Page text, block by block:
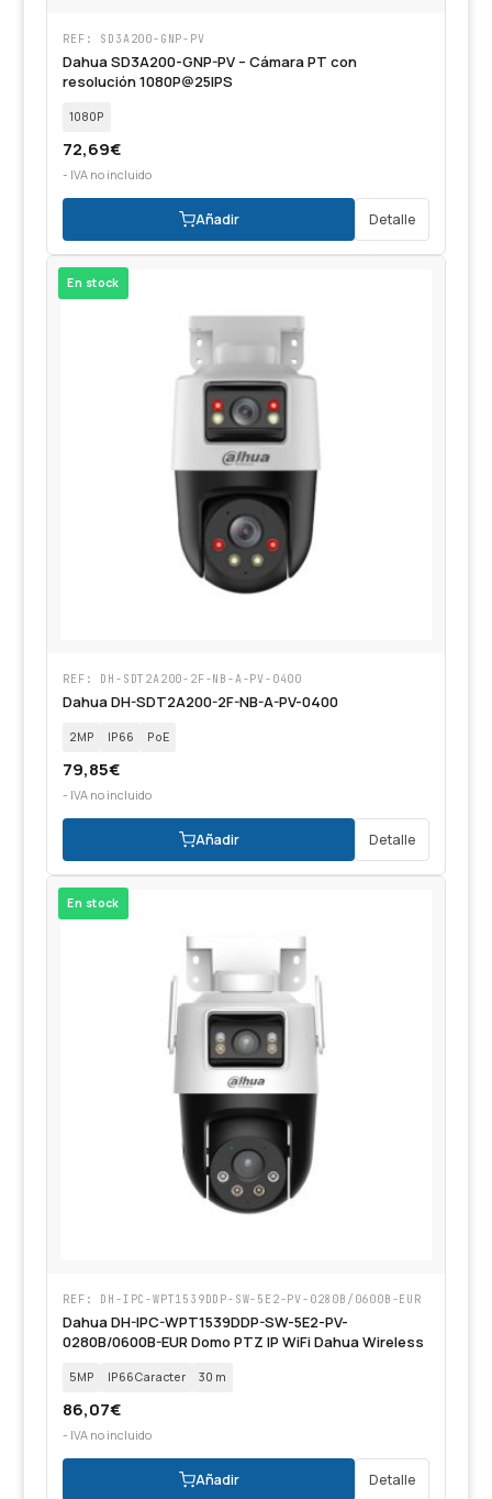
REF: SD3A200-GNP-PV
Dahua SD3A200-GNP-PV – Cámara PT con
resolución 1080P@25IPS
1080P
72,69€
- IVA no incluido
Añadir Detalle
En stock
REF: DH-SDT2A200-2F-NB-A-PV-0400
Dahua DH-SDT2A200-2F-NB-A-PV-0400
2MP IP66 PoE
79,85€
- IVA no incluido
Añadir Detalle
En stock
REF: DH-IPC-WPT1539DDP-SW-5E2-PV-0280B/0600B-EUR
Dahua DH-IPC-WPT1539DDP-SW-5E2-PV-
0280B/0600B-EUR Domo PTZ IP WiFi Dahua Wireless
5MP IP66Caracter 30 m
86,07€
- IVA no incluido
Añadir Detalle